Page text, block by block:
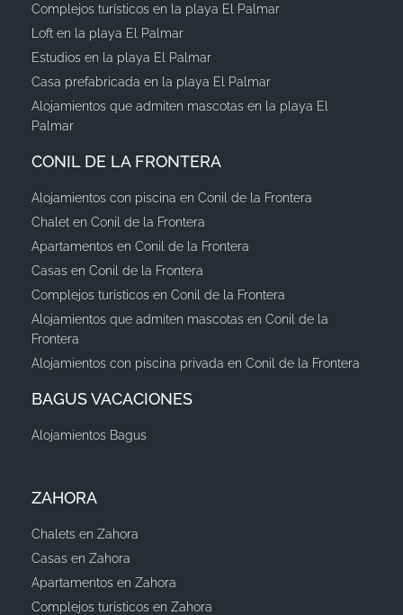
Complejos turísticos en la playa El Palmar
Loft en la playa El Palmar
Estudios en la playa El Palmar
Casa prefabricada en la playa El Palmar
Alojamientos que admiten mascotas en la playa El
Palmar
CONIL DE LA FRONTERA
Alojamientos con piscina en Conil de la Frontera
Chalet en Conil de la Frontera
Apartamentos en Conil de la Frontera
Casas en Conil de la Frontera
Complejos turísticos en Conil de la Frontera
Alojamientos que admiten mascotas en Conil de la
Frontera
Alojamientos con piscina privada en Conil de la Frontera
BAGUS VACACIONES
Alojamientos Bagus
ZAHORA
Chalets en Zahora
Casas en Zahora
Apartamentos en Zahora
Complejos turísticos en Zahora